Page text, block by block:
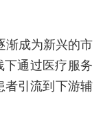
渐成为新兴的市
下通过医疗服务
者引流到下游辅